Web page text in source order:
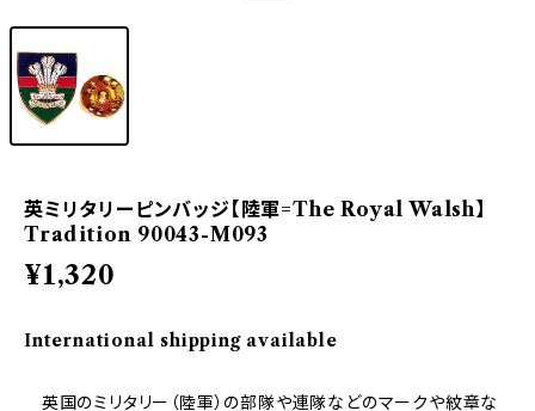
英ミリタリーピンバッジ【陸軍=The Royal Walsh】
Tradition 90043-M093
¥1,320
International shipping available
英国のミリタリー（陸軍）の部隊や連隊などのマークや紋章な